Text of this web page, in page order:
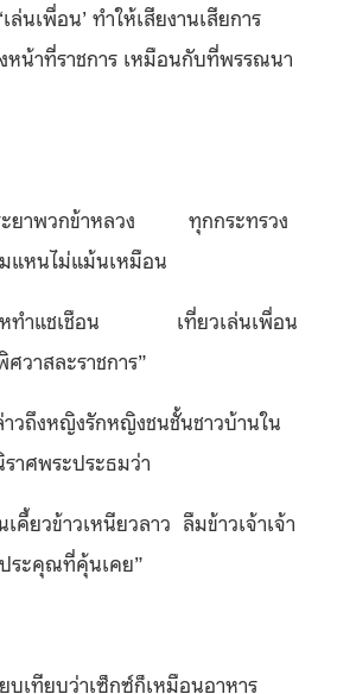
นเพื่อน’ ทำให้เสียงานเสียการ
หน้าที่ราชการ เหมือนกับที่พรรณนา
ะยาพวกข้าหลวง ทุกกระทรวง
แหนไม่แม้นเหมือน
แหทำแชเชือน เที่ยวเล่นเพื่อน
ศวาสละราชการ”
วถึงหญิงรักหญิงชนชั้นชาวบ้านใน
าศพระประธมว่า
คี้ยวข้าวเหนียวลาว ลืมข้าวเจ้าเจ้า
ประคุณที่คุ้นเคย”
บเทียบว่าเซ็กซ์ก็เหมือนอาหาร